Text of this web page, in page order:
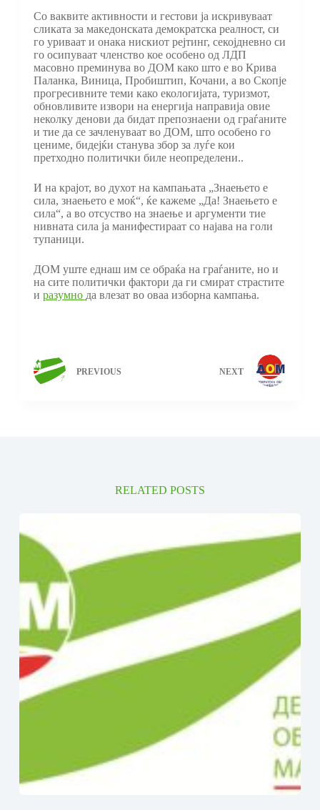
Со ваквите активности и гестови ја искривуваат
сликата за македонската демократска реалност, си
го уриваат и онака нискиот рејтинг, секојдневно си
го осипуваат членство кое особено од ЛДП
масовно преминува во ДОМ како што е во Крива
Паланка, Виница, Пробиштип, Кочани, а во Скопје
прогресивните теми како екологијата, туризмот,
обновливите извори на енергија направија овие
неколку денови да бидат препознаени од граѓаните
и тие да се зачленуваат во ДОМ, што особено го
цениме, бидејќи станува збор за луѓе кои
претходно политички биле неопределени..
И на крајот, во духот на кампањата „Знаењето е
сила, знаењето е моќ“, ќе кажеме „Да! Знаењето е
сила“, а во отсуство на знаење и аргументи тие
нивната сила ја манифестираат со најава на голи
тупаници.
ДОМ уште еднаш им се обраќа на граѓаните, но и
на сите политички фактори да ги смират страстите
и разумно да влезат во оваа изборна кампања.
PREVIOUS NEXT
RELATED POSTS